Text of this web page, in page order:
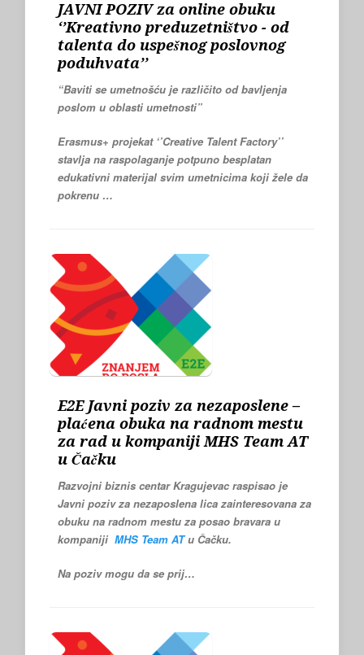
JAVNI POZIV za online obuku
‘’Kreativno preduzetništvo - od
talenta do uspešnog poslovnog
poduhvata’’
“Baviti se umetnošću je različito od bavljenja
poslom u oblasti umetnosti”
Erasmus+ projekat ‘’Creative Talent Factory’’
stavlja na raspolaganje potpuno besplatan
edukativni materijal svim umetnicima koji žele da
pokrenu …
E2E Javni poziv za nezaposlene –
plaćena obuka na radnom mestu
za rad u kompaniji MHS Team AT
u Čačku
Razvojni biznis centar Kragujevac raspisao je
Javni poziv za nezaposlena lica zainteresovana za
obuku na radnom mestu za posao bravara u
kompaniji MHS Team ATu Čačku.
Na poziv mogu da se prij…